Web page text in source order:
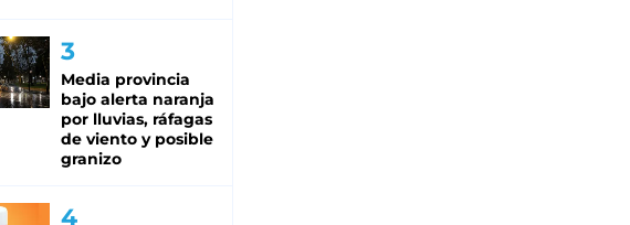
Media provincia
bajo alerta naranja
por lluvias, ráfagas
de viento y posible
granizo